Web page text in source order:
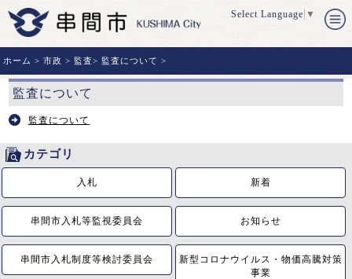
Select Language ▼
ホーム >市政 >監査>監査について >
監査について
監査について
カテゴリ
入札 新着
串間市入札等監視委員会 お知らせ
串間市入札制度等検討委員会
新型コロナウイルス・物価高騰対策
事業